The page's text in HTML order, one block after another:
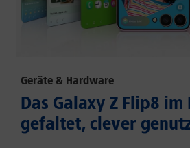
Geräte & Hardware
Das Galaxy Z Flip8
gefaltet, clever